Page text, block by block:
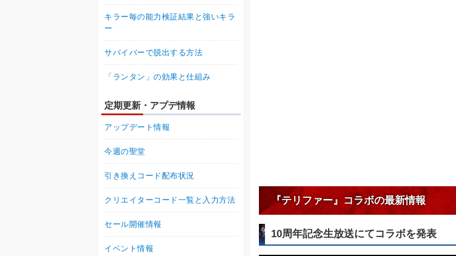
『テリファー』コラボの最新情報
10周年記念生放送にてコラボを発表
キラー毎の能力検証結果と強いキラ
ー
サバイバーで脱出する方法
「ランタン」の効果と仕組み
定期更新・アプデ情報
アップデート情報
今週の聖堂
引き換えコード配布状況
クリエイターコード一覧と入力方法
セール開催情報
イベント情報